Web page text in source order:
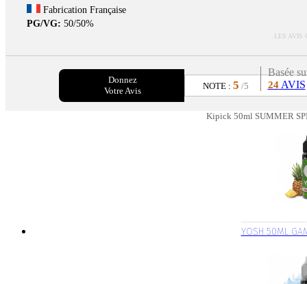
Fabrication Française
PG/VG: 50/50%
LES AVIS
Donnez
Votre Avis
NOTE : 5 /5
Basée
24AVIS
Kipick 50ml SUMMER
YOSH 50ML